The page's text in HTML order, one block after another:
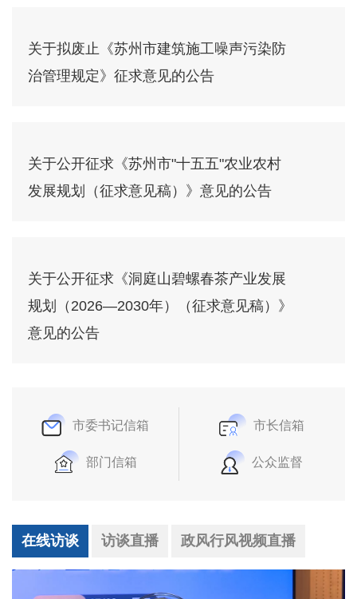
关于拟废止《苏州市建筑施工噪声污染防
治管理规定》征求意见的公告
关于公开征求《苏州市"十五五"农业农村
发展规划（征求意见稿）》意见的公告
关于公开征求《洞庭山碧螺春茶产业发展
规划（2026—2030年）（征求意见稿）》
意见的公告
市委书记信箱 市长信箱
部门信箱 公众监督
在线访谈 访谈直播 政风行风视频直播